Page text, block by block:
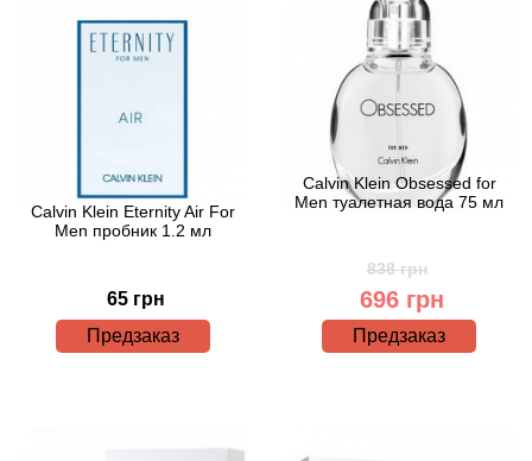
Calvin Klein Eternity Air For
Men пробник 1.2 мл
65 грн
Предзаказ
Calvin Klein Obsessed for
Men туалетная вода 75 мл
838 грн
696 грн
Предзаказ
Anna Sui
Anne Fontaine
Annick Goutal
Antonia's Flowers
Antonio Banderas